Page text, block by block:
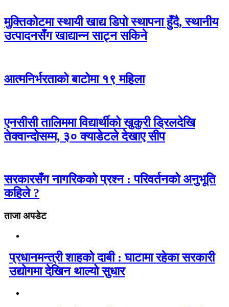
मुक्तिकोटमा स्थायी खाद्य डिपो स्थापना हुँदै, स्थानीय
उत्पादनसँग खाद्यान्न साट्न सकिने
आत्मनिर्भरताको बाटोमा १९ महिला
एनसीसी तालिममा विद्यार्थीको खुकुरी ड्रिलदेखि
तेक्वान्दोसम्म, ३० क्याडेटले देखाए सीप
सरकारसँग नागरिकको प्रश्न : परिवर्तनको अनुभूति
कहिले ?
ताजा अपडेट
प्रधानमन्त्री शाहको दाबी : घाटामा रहेका सरकारी
उद्योगमा देखिन थाल्यो सुधार